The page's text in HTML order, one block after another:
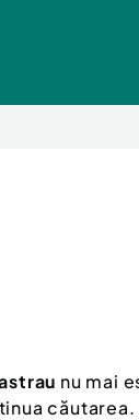
nu mai
căutarea.